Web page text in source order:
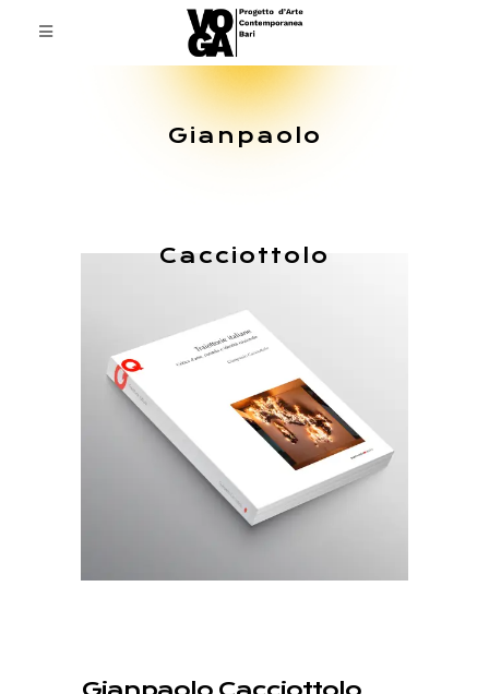
Gianpaolo
Cacciottolo